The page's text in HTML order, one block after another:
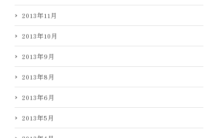
2013年11月
2013年10月
2013年9月
2013年8月
2013年6月
2013年5月